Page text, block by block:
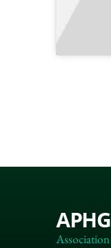
APHG